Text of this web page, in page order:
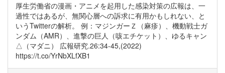
厚生労働省の漫画・アニメを起用した感染対策の広報は、一
過性ではあるが、無関心層への訴求に有用かもしれない、と
いうTwitterの解析。 例：マジンガーＺ（麻疹）、機動戦士ガ
ンダム（AMR）、進撃の巨人（咳エチケット）、ゆるキャン
△（マダニ） 広報研究.26:34-45,(2022)
https://t.co/YrNbXLfXB1